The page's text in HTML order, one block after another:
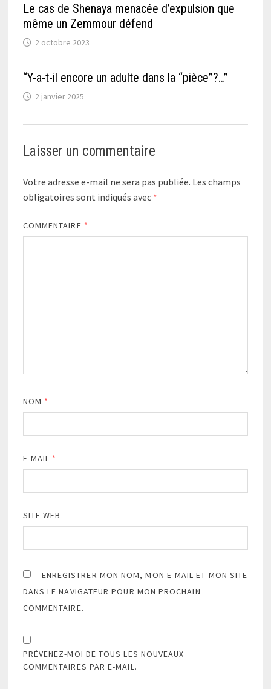
Le cas de Shenaya menacée d’expulsion que
même un Zemmour défend
2 octobre 2023
“Y-a-t-il encore un adulte dans la “pièce”?…”
2 janvier 2025
Laisser un commentaire
Votre adresse e-mail ne sera pas publiée. Les champs
obligatoires sont indiqués avec *
COMMENTAIRE *
NOM *
E-MAIL *
SITE WEB
ENREGISTRER MON NOM, MON E-MAIL ET MON SITE
DANS LE NAVIGATEUR POUR MON PROCHAIN
COMMENTAIRE.
PRÉVENEZ-MOI DE TOUS LES NOUVEAUX
COMMENTAIRES PAR E-MAIL.